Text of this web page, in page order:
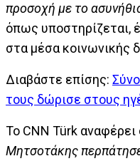
προσοχή με το
όπως υποστηρίζεται,
στα μέσα κοινωνικής
Διαβάστε επίσης:
τους δώρισε στους
Το CNN Türk αναφέρει
Μητσοτάκης